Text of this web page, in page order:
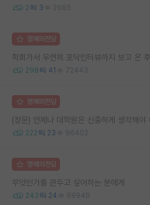
2 3 2685
명예의전당
학회가서 우연히 포닥인터뷰까지 보고 온 후
298 41 72443
명예의전당
(장문) 언제나 대학원은 신중하게 생각해야
222 23 96402
명예의전당
무엇인가를 관두고 싶어하는 분에게
243 24 69949